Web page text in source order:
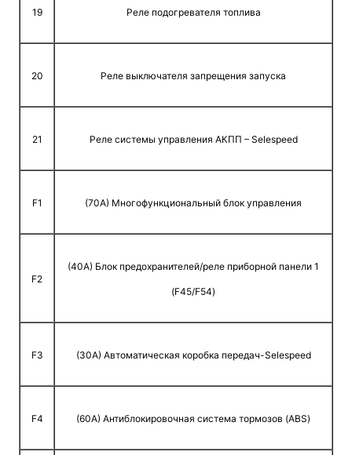
19 Реле подогревателя топлива
20 Реле выключателя запрещения запуска
21 Реле системы управления АКПП – Selespeed
F1 (70A) Многофункциональный блок управления
F2
(40A) Блок предохранителей/реле приборной панели 1
(F45/F54)
F3 (30A) Автоматическая коробка передач-Selespeed
F4 (60A) Антиблокировочная система тормозов (ABS)